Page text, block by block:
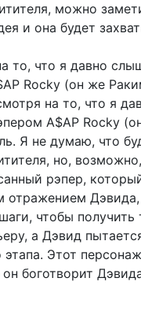
можно
и она будет
то, что я давно
Rocky (он же
на то, что я
A$AP Rocky
Я не думаю, что
но,
рэпер,
отражением
чтобы
а Дэвид
этапа. Этот
боготворит